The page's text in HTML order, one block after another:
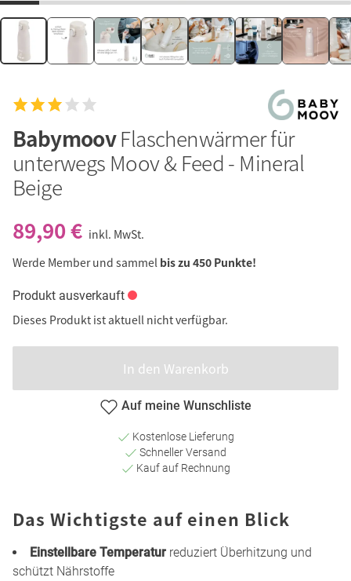
BabymoovFlaschenwärmer für
unterwegs Moov & Feed - Mineral
Beige
89,90 € inkl. MwSt.
Werde Member und sammel bis zu 450 Punkte!
Produkt ausverkauft
Dieses Produkt ist aktuell nicht verfügbar.
In den Warenkorb
Auf meine Wunschliste
Kostenlose Lieferung
Schneller Versand
Kauf auf Rechnung
Das Wichtigste auf einen Blick
Einstellbare Temperatur reduziert Überhitzung und
schützt Nährstoffe